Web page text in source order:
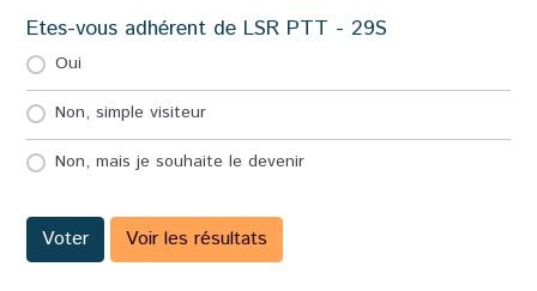
Etes-vous adhérent de LSR PTT - 29S
Oui
Non, simple visiteur
Non, mais je souhaite le devenir
Voter Voir les résultats